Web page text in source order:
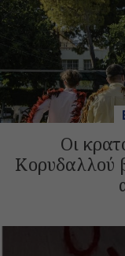
Οι
Κορυδαλλού